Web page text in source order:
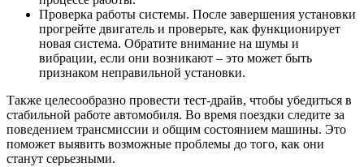
Проверка работы системы. После завершения установки
прогрейте двигатель и проверьте, как функционирует
новая система. Обратите внимание на шумы и
вибрации, если они возникают – это может быть
признаком неправильной установки.
Также целесообразно провести тест-драйв, чтобы убедиться в
стабильной работе автомобиля. Во время поездки следите за
поведением трансмиссии и общим состоянием машины. Это
поможет выявить возможные проблемы до того, как они
станут серьезными.